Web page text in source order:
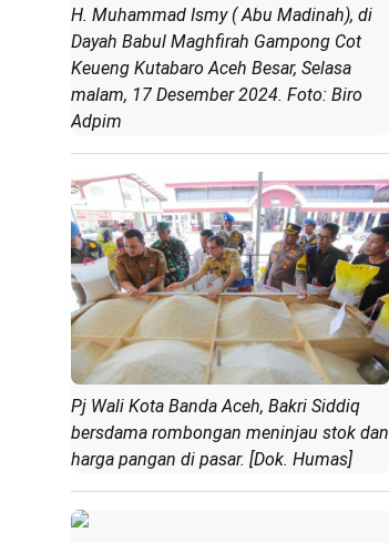
H. Muhammad Ismy ( Abu Madinah), di
Dayah Babul Maghfirah Gampong Cot
Keueng Kutabaro Aceh Besar, Selasa
malam, 17 Desember 2024. Foto: Biro
Adpim
Pj Wali Kota Banda Aceh, Bakri Siddiq
bersdama rombongan meninjau stok dan
harga pangan di pasar. [Dok. Humas]